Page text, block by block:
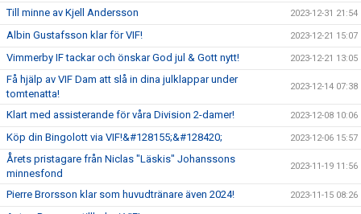
Till minne av Kjell Andersson 2023-12-31 21:54
Albin Gustafsson klar för VIF! 2023-12-21 15:07
Vimmerby IF tackar och önskar God jul & Gott nytt! 2023-12-21 13:05
Få hjälp av VIF Dam att slå in dina julklappar under
tomtenatta!
2023-12-14 07:38
Klart med assisterande för våra Division 2-damer! 2023-12-08 10:06
Köp din Bingolott via VIF!&#128155;&#128420; 2023-12-06 15:57
Årets pristagare från Niclas "Läskis" Johanssons
minnesfond
2023-11-19 11:56
Pierre Brorsson klar som huvudtränare även 2024! 2023-11-15 08:26